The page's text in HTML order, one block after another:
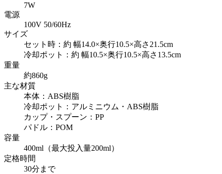
7W
電源
100V 50/60Hz
サイズ
セット時：約 幅14.0×奥行10.5×高さ21.5cm
冷却ポット：約 幅10.5×奥行10.5×高さ13.5cm
重量
約860g
主な材質
本体：ABS樹脂
冷却ポット：アルミニウム・ABS樹脂
カップ・スプーン：PP
パドル：POM
容量
400ml（最大投入量200ml）
定格時間
30分まで